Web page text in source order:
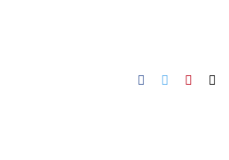
Facebook
TwitterPinterest